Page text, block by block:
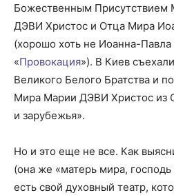
Божественным Присутствием
ДЭВИ Христос и Отца Мира
(хорошо хоть не Иоанна-Павла
«Провокация»). В Киев
Великого Белого Братства и
Мира Марии ДЭВИ Христос из
и зарубежья».
Но и это еще не все. Как
(она же «матерь мира,
есть свой духовный театр,